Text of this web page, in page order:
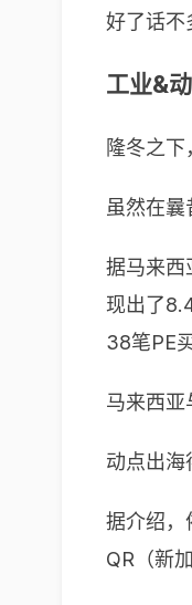
好了话不
工业&
隆冬之下
虽然在曩
据马来西
现出了
38笔PE
马来西亚
动点出海
据介绍
QR（新